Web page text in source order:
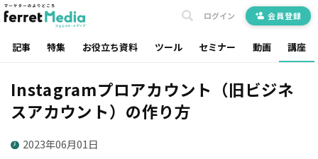
記事 特集 お役立ち資料 ツール セミナー 動画 講座
ログイン 会員登録
Instagramプロアカウント（旧ビジネ
スアカウント）の作り方
2023年06月01日